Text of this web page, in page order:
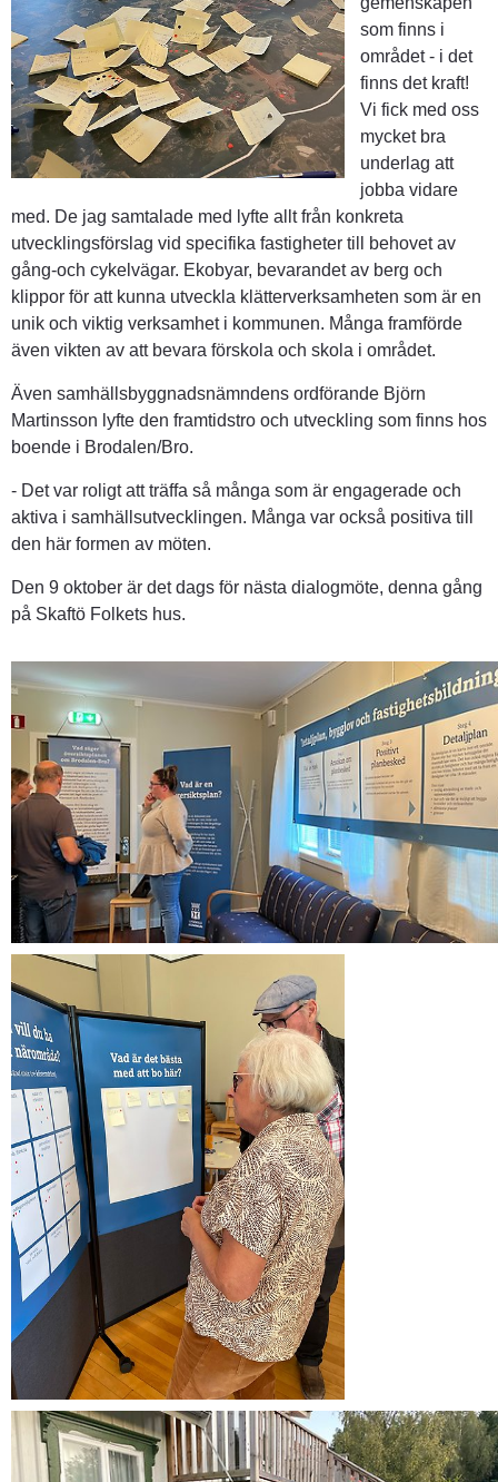
som finns i
området - i det
finns det kraft!
Vi fick med oss
mycket bra
underlag att
jobba vidare
med. De jag samtalade med lyfte allt från konkreta
utvecklingsförslag vid specifika fastigheter till behovet av
gång-och cykelvägar. Ekobyar, bevarandet av berg och
klippor för att kunna utveckla klätterverksamheten som är en
unik och viktig verksamhet i kommunen. Många framförde
även vikten av att bevara förskola och skola i området.
Även samhällsbyggnadsnämndens ordförande Björn
Martinsson lyfte den framtidstro och utveckling som finns hos
boende i Brodalen/Bro.
- Det var roligt att träffa så många som är engagerade och
aktiva i samhällsutvecklingen. Många var också positiva till
den här formen av möten.
Den 9 oktober är det dags för nästa dialogmöte, denna gång
på Skaftö Folkets hus.